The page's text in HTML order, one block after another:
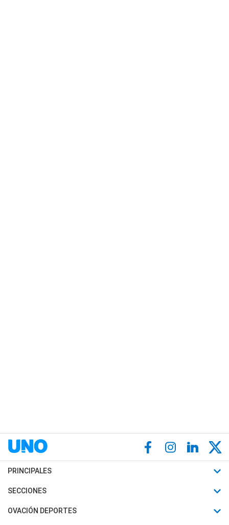
PRINCIPALES
Últimas Noticias
Política
SECCIONES
Horóscopo
OVACIÓN DEPORTES